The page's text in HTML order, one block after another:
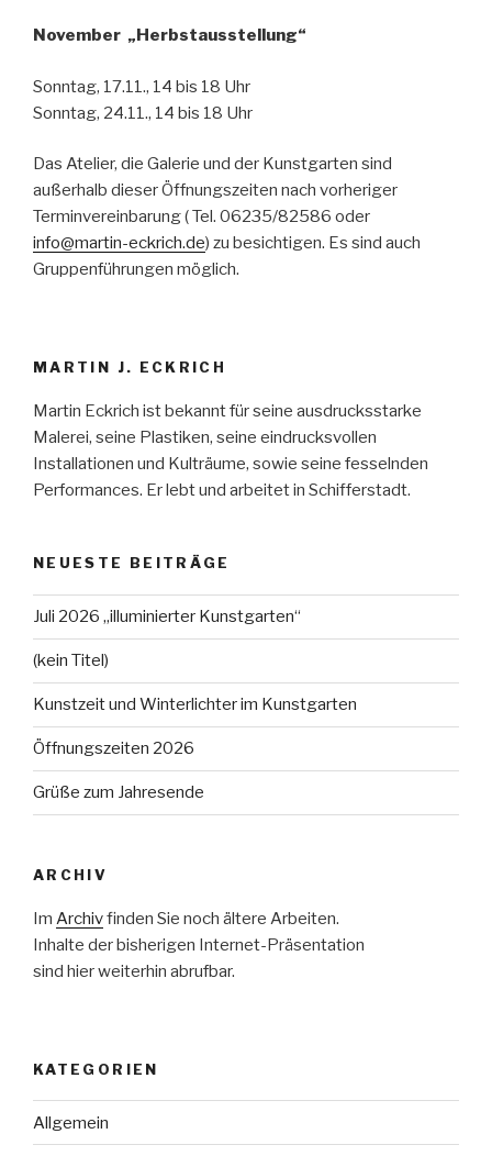
November „Herbstausstellung“
Sonntag, 17.11., 14 bis 18 Uhr
Sonntag, 24.11., 14 bis 18 Uhr
Das Atelier, die Galerie und der Kunstgarten sind
außerhalb dieser Öffnungszeiten nach vorheriger
Terminvereinbarung ( Tel. 06235/82586 oder
info@martin-eckrich.de) zu besichtigen. Es sind auch
Gruppenführungen möglich.
MARTIN J. ECKRICH
Martin Eckrich ist bekannt für seine ausdrucksstarke
Malerei, seine Plastiken, seine eindrucksvollen
Installationen und Kulträume, sowie seine fesselnden
Performances. Er lebt und arbeitet in Schifferstadt.
NEUESTE BEITRÄGE
Juli 2026 „illuminierter Kunstgarten“
(kein Titel)
Kunstzeit und Winterlichter im Kunstgarten
Öffnungszeiten 2026
Grüße zum Jahresende
ARCHIV
Im Archivfinden Sie noch ältere Arbeiten.
Inhalte der bisherigen Internet-Präsentation
sind hier weiterhin abrufbar.
KATEGORIEN
Allgemein